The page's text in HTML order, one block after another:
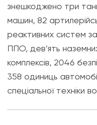
знешкоджено три
машин, 82
реактивних систем
ППО, дев’ять
комплексів, 2046
358 одиниць
спеціальної техніки